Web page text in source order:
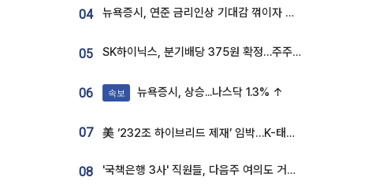
04 뉴욕증시, 연준 금리인상 기대감 꺾이자 상승...S&P500 사상 최고치 [종합]
05 SK하이닉스, 분기배당 375원 확정…주주환원책 9월로 앞당겨 발표
06 속보 뉴욕증시, 상승...나스닥 1.3% ↑
07 美 ‘232조 하이브리드 제재’ 임박…K-태양광, 불확실성 털고 날개 다나
08 '국책은행 3사' 직원들, 다음주 여의도 거리 나서는 까닭은